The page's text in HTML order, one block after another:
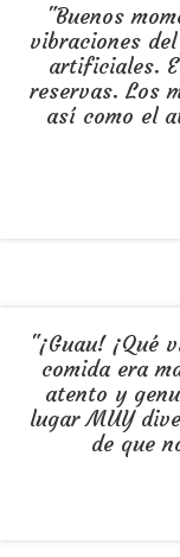
"Buenos
vibraciones
artificiales.
reservas. Los
así como el
"¡Guau! ¡Qué
comida era
atento y
lugar MUY
de que